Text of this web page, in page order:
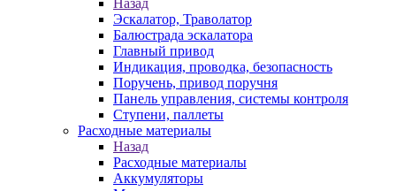
Назад
Эскалатор, Траволатор
Балюстрада эскалатора
Главный привод
Индикация, проводка, безопасность
Поручень, привод поручня
Панель управления, системы контроля
Ступени, паллеты
Расходные материалы
Назад
Расходные материалы
Аккумуляторы